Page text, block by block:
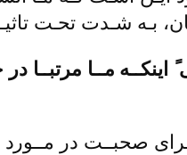
بـه شـدت تحـت
مــا مرتبــا در
صحبــت در